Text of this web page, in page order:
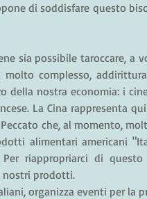
di soddisfare questo
sia possibile taroccare, a
complesso,
della nostra economia: i
La Cina rappresenta
che, al momento,
alimentari americani
Per riappropriarci di
nostri prodotti.
organizza eventi per la